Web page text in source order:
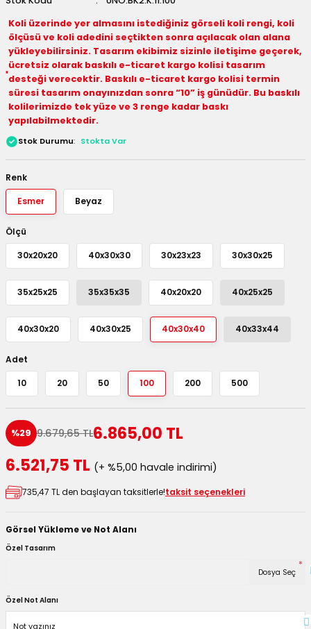
Kutuları
Kutular
ve Koliler
Koli üzerinde yer almasını istediğiniz görseli koli rengi, koli
ölçüsü ve koli adedini seçtikten sonra açılacak olan alana
yükleyebilirsiniz. Tasarım ekibimiz sizinle iletişime geçerek,
ücretsiz olarak baskılı e-ticaret kargo kolisi tasarım
desteği verecektir. Baskılı e-ticaret kargo kolisi termin
süresi tasarım onayınızdan sonra “10” iş günüdür. Bu baskılı
kolilerimizde tek yüze ve 3 renge kadar baskı
yapılabilmektedir.
Stok Durumu Stokta Var
Renk
Esmer Beyaz
Ölçü
30x20x20 40x30x30 30x23x23 30x30x25
35x25x25 35x35x35 40x20x20 40x25x25
40x30x20 40x30x25 40x30x40 40x33x44
Adet
10 20 50 100 200 500
%29 9.679,65 TL6.865,00 TL
6.521,75 TL (+ %5,00 havale indirimi)
735,47 TL den başlayan taksitlerle!taksit seçenekleri
Görsel Yükleme ve Not Alanı
Özel Tasarım
Dosya Seç
*
Özel Not Alanı